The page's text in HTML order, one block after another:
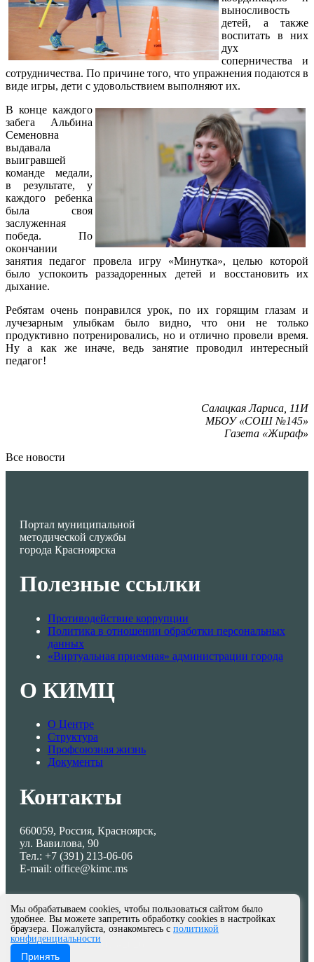
выносливость
детей, а также
воспитать в них
дух
соперничества и
сотрудничества. По причине того, что упражнения подаются в
виде игры, дети с удовольствием выполняют их.
В конце каждого
забега Альбина
Семеновна
выдавала
выигравшей
команде медали,
в результате, у
каждого ребенка
была своя
заслуженная
победа. По
окончании
занятия педагог провела игру «Минутка», целью которой
было успокоить раззадоренных детей и восстановить их
дыхание.
Ребятам очень понравился урок, по их горящим глазам и
лучезарным улыбкам было видно, что они не только
продуктивно потренировались, но и отлично провели время.
Ну а как же иначе, ведь занятие проводил интересный
педагог!
Салацкая Лариса, 11И
МБОУ «СОШ №145»
Газета «Жираф»
Все новости
Портал муниципальной
методической службы
города Красноярска
Полезные ссылки
Противодействие коррупции
Политика в отношении обработки персональных
данных
«Виртуальная приемная» администрации города
О КИМЦ
О Центре
Структура
Профсоюзная жизнь
Документы
Контакты
660059, Россия, Красноярск,
ул. Вавилова, 90
Тел.: +7 (391) 213-06-06
E-mail: office@kimc.ms
© МКУ КИМЦ 2013-2026
Мы обрабатываем cookies, чтобы пользоваться сайтом было
удобнее. Вы можете запретить обработку cookies в настройках
браузера. Пожалуйста, ознакомьтесь с политикой
конфиденциальности
Принять